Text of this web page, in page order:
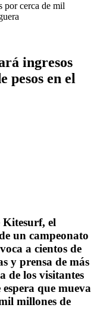
por cerca de mil
ingresos
pesos en el
el
un campeonato
a cientos de
y prensa de más
de los visitantes
que mueva
millones de